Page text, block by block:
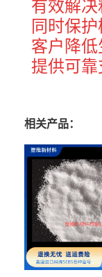
有效解决
同时保
客户降
提供可靠
相关产品：